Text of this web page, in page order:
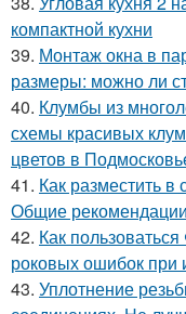
компактной кухни
39. Монтаж окна в
размеры: можно ли
40. Клумбы из
схемы красивых
цветов в
41. Как разместить в
Общие рекомендации
42. Как
роковых ошибок
43. Уплотнение